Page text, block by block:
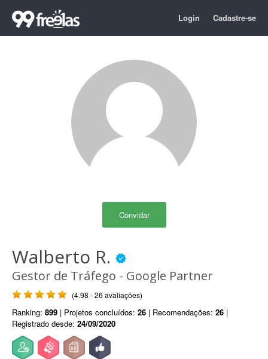
Login Cadastre-se
Convidar
Walberto R.
Gestor de Tráfego - Google Partner
(4.98 - 26 avaliações)
Ranking: 899 | Projetos concluídos: 26 | Recomendações: 26 |
Registrado desde: 24/09/2020